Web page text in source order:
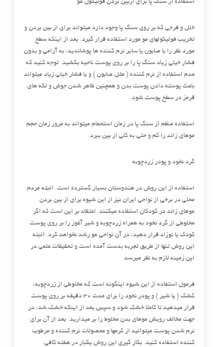
استفاده از سنگ پا برای ازبین بردن فولیکول مو
خلل و فرجی که بر روی سنگ پا وجود دارد میتواند برای از بین بردن و
تخریب فولیکولهای مو مورد استفاده قرار گیرد. بعد از اینکه سطح
مورد نظر را با صابون یا سایر نرم کننده ها پوشاندید، به آرامی و بدون
فشار خیلی زیاد سنگ پا را بر روی پوست ناحیه بکشید. توجه کنید که
عدم استفاده از نرم کننده ( مثل صابون ) و یا فشار خیلی زیاد میتواند
باعث پوسته دادن پوست بدن و همچنین ظاهر شدن جوش و لکه های
قرمز در سطح پوست شود.
استفاده منظم از سنگ پا در زمان استحمام میتواند به مرور زمان حجم
موهای زائد را کم و حتی به کلی از بین ببرد.
گرد نخود و پودر زردچوبه
استفاده از این روش در هندوستان بسیار گسترده است. البته مردم
محلی در برخی از نواحی ایران نیز از این شیوه برای از بین بردن
موهای زائد در کودکان استفاده میکنند. اعتقاد بر این است که اگر
مخلوطی از گرد نخود به همراه زردچوبه و شیر آغوز را بر روی پوست
کودک یا نوزاد قرار دهید، در آن نواحی مو رشد نخواهد کرد. البته
این روش تنها از طریق تجربه بدست آمده است و تحقیقات علمی در
این زمینه لازم به نظر میرسد.
فرمول استفاده از این شیوه اینگونه است که مخلوطی از زردچوبه،
کشک ( یا شیر ) و پودر نخود را برای مدت ۳۰ دقیقه بر روی پوست
قرار میدهید تا کاملا خشک شود و سپس بعد از اینکه خشک شد، در
جهت مخالف رویش موهای بدن مخلوط را بر میدارید. بعد از آن برای
نرم شدن پوست میتوانید از کرمها و محصولات نرم کننده و مرطوب
کننده استفاده کنید. بکار گیری این روش یکبار در هفته کافی